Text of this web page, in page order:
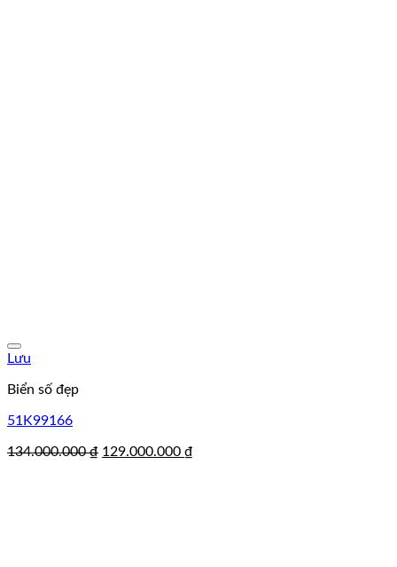
Lưu
Biển số đẹp
51K99166
134.000.000₫ Giá
129.000.000 ₫